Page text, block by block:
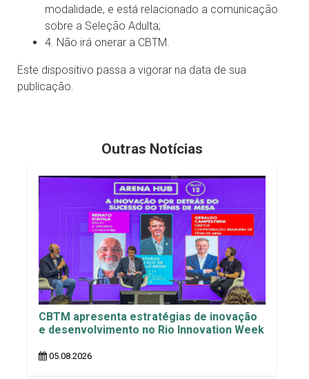
modalidade, e está relacionado a comunicação
sobre a Seleção Adulta;
4. Não irá onerar a CBTM.
Este dispositivo passa a vigorar na data de sua
publicação.
Outras Notícias
CBTM apresenta estratégias de inovação
e desenvolvimento no Rio Innovation Week
05.08.2026